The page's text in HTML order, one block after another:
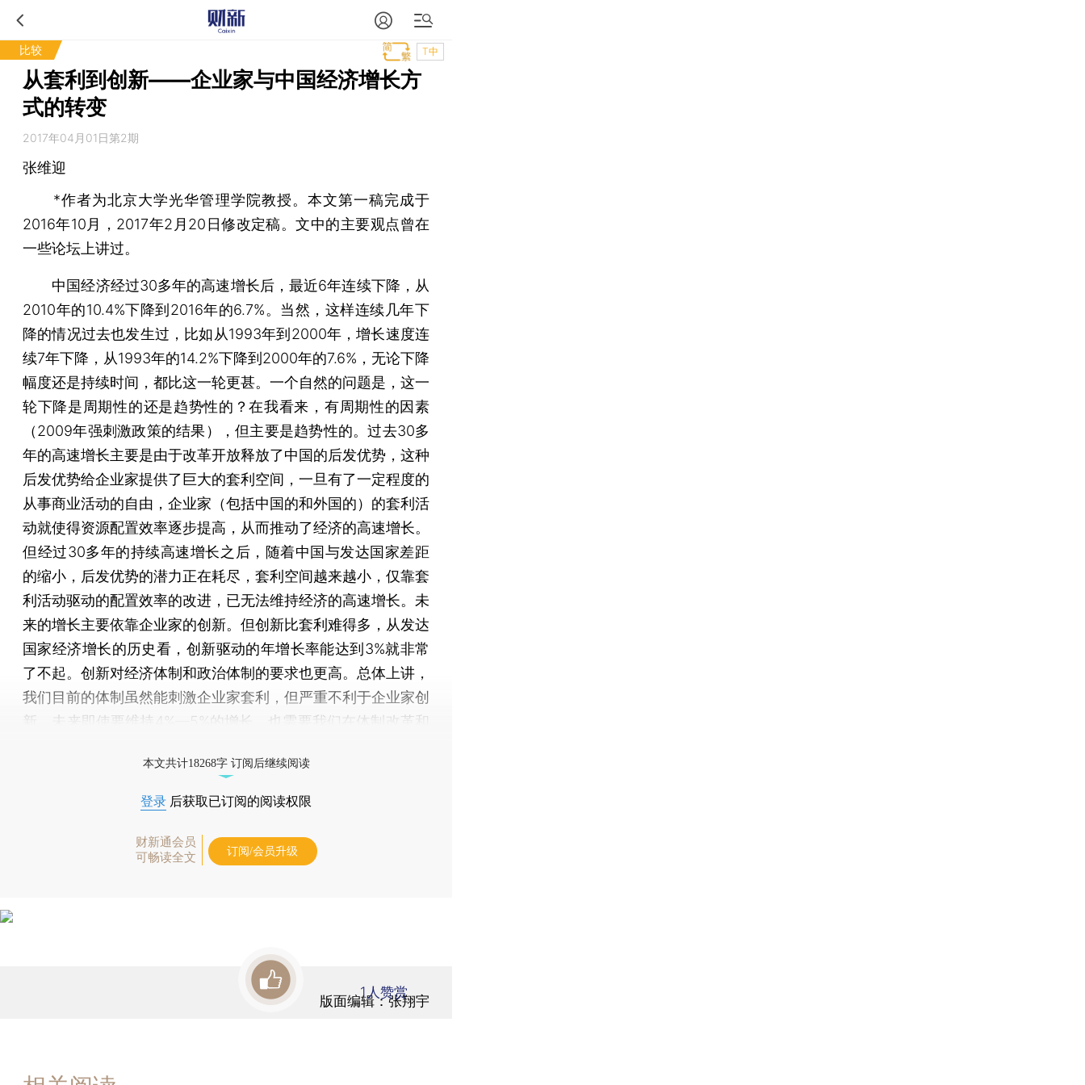
比较 T中
从套利到创新——企业家与中国经济增长方
式的转变
2017年04月01日第2期
张维迎
*作者为北京大学光华管理学院教授。本文第一稿完成于
2016年10月，2017年2月20日修改定稿。文中的主要观点曾在
一些论坛上讲过。
中国经济经过30多年的高速增长后，最近6年连续下降，从
2010年的10.4%下降到2016年的6.7%。当然，这样连续几年下
降的情况过去也发生过，比如从1993年到2000年，增长速度连
续7年下降，从1993年的14.2%下降到2000年的7.6%，无论下降
幅度还是持续时间，都比这一轮更甚。一个自然的问题是，这一
轮下降是周期性的还是趋势性的？在我看来，有周期性的因素
（2009年强刺激政策的结果），但主要是趋势性的。过去30多
年的高速增长主要是由于改革开放释放了中国的后发优势，这种
后发优势给企业家提供了巨大的套利空间，一旦有了一定程度的
从事商业活动的自由，企业家（包括中国的和外国的）的套利活
动就使得资源配置效率逐步提高，从而推动了经济的高速增长。
但经过30多年的持续高速增长之后，随着中国与发达国家差距
的缩小，后发优势的潜力正在耗尽，套利空间越来越小，仅靠套
利活动驱动的配置效率的改进，已无法维持经济的高速增长。未
来的增长主要依靠企业家的创新。但创新比套利难得多，从发达
国家经济增长的历史看，创新驱动的年增长率能达到3%就非常
了不起。创新对经济体制和政治体制的要求也更高。总体上讲，
我们目前的体制虽然能刺激企业家套利，但严重不利于企业家创
新。未来即使要维持4%—5%的增长，也需要我们在体制改革和
如果建设法治国家的愿景不能落到实处，企业家就不可能有足够
大的动力从事创新，中国经济增长方式的转型就不可能成功。
本文共计18268字 订阅后继续阅读
登录 后获取已订阅的阅读权限
财新通会员
可畅读全文
订阅/会员升级
版面编辑：张翔宇
1人赞赏